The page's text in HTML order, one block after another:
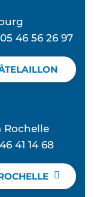
46 56 26 97
Rochelle
41 14 68